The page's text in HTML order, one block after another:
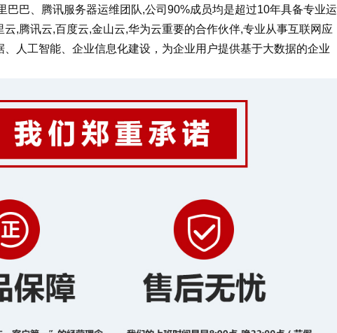
巴巴、腾讯服务器运维团队,公司90%成员均是超过10年具备专业运
,腾讯云,百度云,金山云,华为云重要的合作伙伴,专业从事互联网应
、人工智能、企业信息化建设，为企业用户提供基于大数据的企业